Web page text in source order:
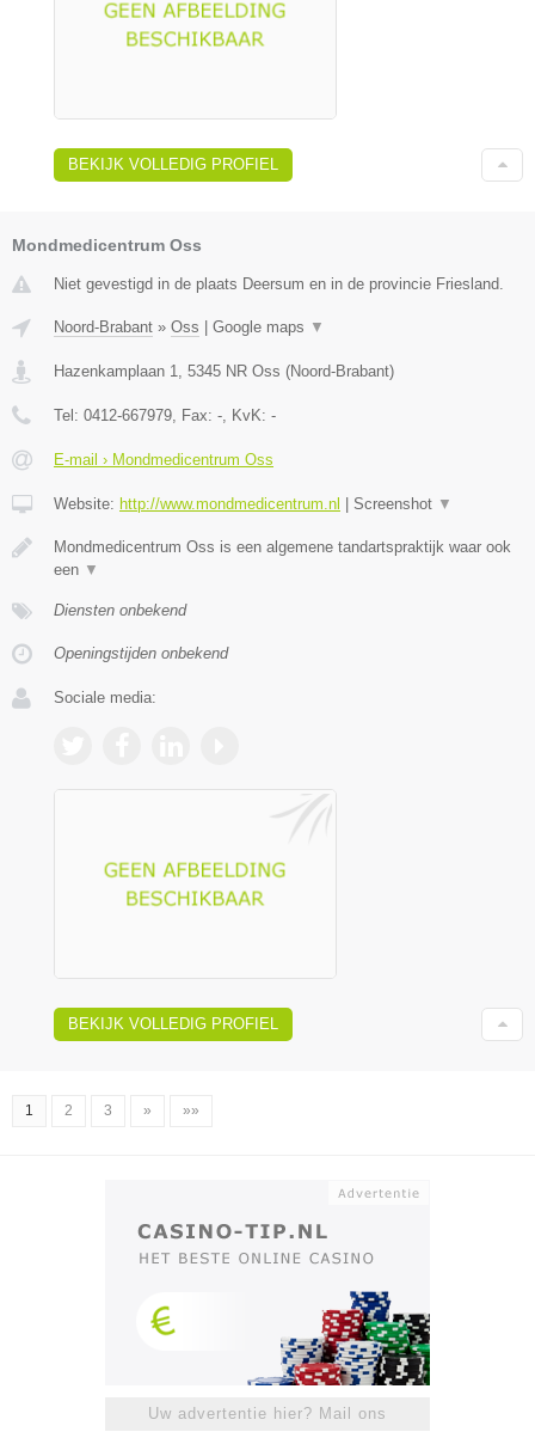
BEKIJK VOLLEDIG PROFIEL
Mondmedicentrum Oss
Niet gevestigd in de plaats Deersum en in de provincie Friesland.
Noord-Brabant » Oss Google maps ▼
Hazenkamplaan 1, 5345 NR Oss (Noord-Brabant)
Tel: 0412-667979, Fax: -, KvK: -
E-mail › Mondmedicentrum Oss
Website: http://www.mondmedicentrum.nl Screenshot ▼
Mondmedicentrum Oss is een algemene tandartspraktijk waar ook
een ▼
Diensten onbekend
Openingstijden onbekend
Sociale media:
BEKIJK VOLLEDIG PROFIEL
1 2 3 » »»
Uw advertentie hier? Mail ons